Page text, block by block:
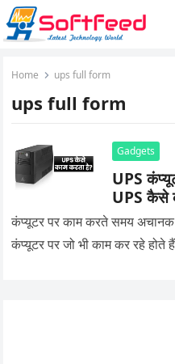
Home ups full form
ups full form
Gadgets
UPS
UPS कैसे
कंप्यूटर पर काम करते समय
कंप्यूटर पर जो भी काम कर रहे होते